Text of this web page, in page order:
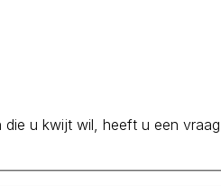
u kwijt wil, heeft u een